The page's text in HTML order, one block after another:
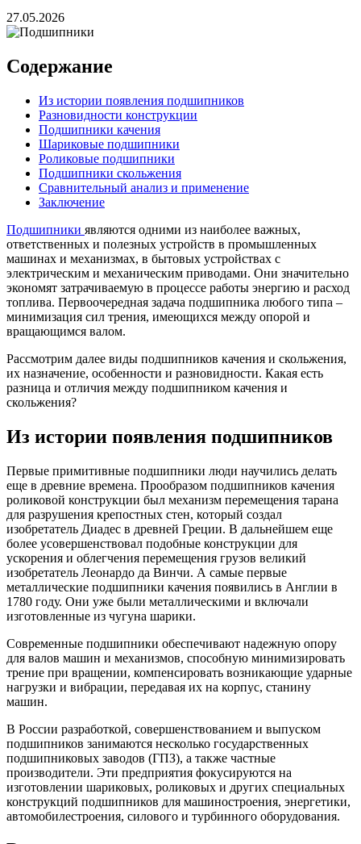
27.05.2026
Содержание
Из истории появления подшипников
Разновидности конструкции
Подшипники качения
Шариковые подшипники
Роликовые подшипники
Подшипники скольжения
Сравнительный анализ и применение
Заключение
Подшипники являются одними из наиболее важных,
ответственных и полезных устройств в промышленных
машинах и механизмах, в бытовых устройствах с
электрическим и механическим приводами. Они значительно
экономят затрачиваемую в процессе работы энергию и расход
топлива. Первоочередная задача подшипника любого типа –
минимизация сил трения, имеющихся между опорой и
вращающимся валом.
Рассмотрим далее виды подшипников качения и скольжения,
их назначение, особенности и разновидности. Какая есть
разница и отличия между подшипником качения и
скольжения?
Из истории появления подшипников
Первые примитивные подшипники люди научились делать
еще в древние времена. Прообразом подшипников качения
роликовой конструкции был механизм перемещения тарана
для разрушения крепостных стен, который создал
изобретатель Диадес в древней Греции. В дальнейшем еще
более усовершенствовал подобные конструкции для
ускорения и облегчения перемещения грузов великий
изобретатель Леонардо да Винчи. А самые первые
металлические подшипники качения появились в Англии в
1780 году. Они уже были металлическими и включали
изготовленные из чугуна шарики.
Современные подшипники обеспечивают надежную опору
для валов машин и механизмов, способную минимизировать
трение при вращении, компенсировать возникающие ударные
нагрузки и вибрации, передавая их на корпус, станину
машин.
В России разработкой, совершенствованием и выпуском
подшипников занимаются несколько государственных
подшипниковых заводов (ГПЗ), а также частные
производители. Эти предприятия фокусируются на
изготовлении шариковых, роликовых и других специальных
конструкций подшипников для машиностроения, энергетики,
автомобилестроения, силового и турбинного оборудования.